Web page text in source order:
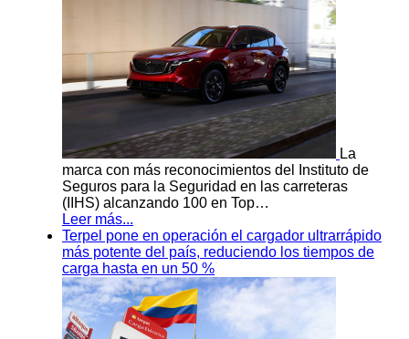
La
marca con más reconocimientos del Instituto de
Seguros para la Seguridad en las carreteras
(IIHS) alcanzando 100 en Top…
Leer más...
Terpel pone en operación el cargador ultrarrápido
más potente del país, reduciendo los tiempos de
carga hasta en un 50 %